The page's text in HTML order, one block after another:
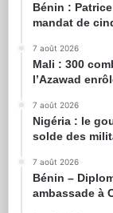
Bénin :
mandat de
7 août 2026
Mali : 300
l’Azawad
7 août 2026
Nigéria : le
solde des
7 août 2026
Bénin –
ambassade à